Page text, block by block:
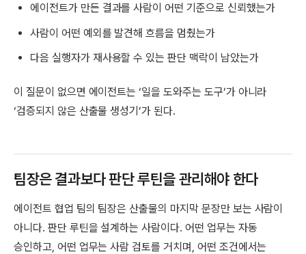
에이전트가 만든 결과를 사람이 어떤 기준으로 신뢰했는가
사람이 어떤 예외를 발견해 흐름을 멈췄는가
다음 실행자가 재사용할 수 있는 판단 맥락이 남았는가
이 질문이 없으면 에이전트는 ‘일을 도와주는 도구’가 아니라
‘검증되지 않은 산출물 생성기’가 된다.
팀장은 결과보다 판단 루틴을 관리해야 한다
에이전트 협업 팀의 팀장은 산출물의 마지막 문장만 보는 사람이
아니다. 판단 루틴을 설계하는 사람이다. 어떤 업무는 자동
승인하고, 어떤 업무는 사람 검토를 거치며, 어떤 조건에서는